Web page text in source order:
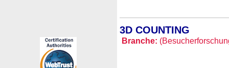
3D COUNTING
Branche: